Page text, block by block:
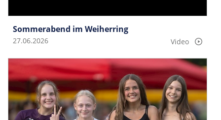
Sommerabend im Weiherring
27.06.2026 Video